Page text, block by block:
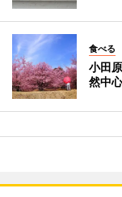
食べる
小田
然中